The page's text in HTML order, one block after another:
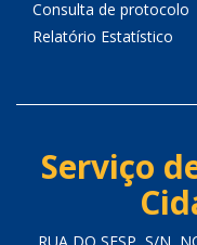
Consulta de protocolo
Relatório Estatístico
Serviço